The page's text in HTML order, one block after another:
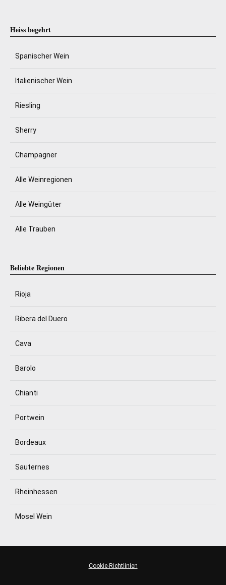
Heiss begehrt
Spanischer Wein
Italienischer Wein
Riesling
Sherry
Champagner
Alle Weinregionen
Alle Weingüter
Alle Trauben
Beliebte Regionen
Rioja
Ribera del Duero
Cava
Barolo
Chianti
Portwein
Bordeaux
Sauternes
Rheinhessen
Mosel Wein
Cookie-Richtlinien